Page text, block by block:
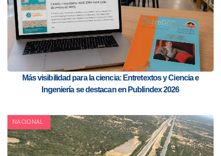
Más visibilidad para la ciencia: Entretextos y Ciencia e
Ingeniería se destacan en Publindex 2026
NACIONAL